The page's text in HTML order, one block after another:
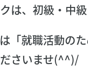
クは、初級・中
「就職活動の
さいませ(^^)/